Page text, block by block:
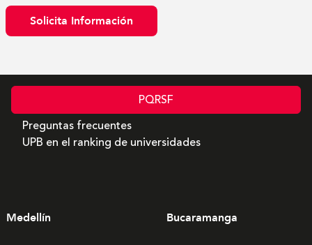
Solicita Información
PQRSF
Preguntas frecuentes
UPB en el ranking de universidades
Medellín Bucaramanga